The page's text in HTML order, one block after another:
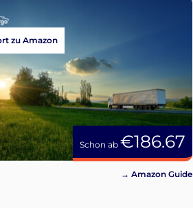
Schon ab€186.67
zu Amazon
→ Amazon Guide